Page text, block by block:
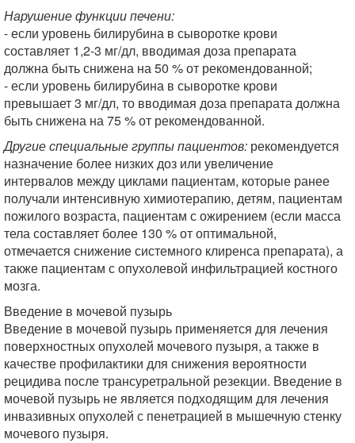
Нарушение функции печени:
- если уровень билирубина в сыворотке крови
составляет 1,2-3 мг/дл, вводимая доза препарата
должна быть снижена на 50 % от рекомендованной;
- если уровень билирубина в сыворотке крови
превышает 3 мг/дл, то вводимая доза препарата должна
быть снижена на 75 % от рекомендованной.
Другие специальные группы пациентов: рекомендуется
назначение более низких доз или увеличение
интервалов между циклами пациентам, которые ранее
получали интенсивную химиотерапию, детям, пациентам
пожилого возраста, пациентам с ожирением (если масса
тела составляет более 130 % от оптимальной,
отмечается снижение системного клиренса препарата), а
также пациентам с опухолевой инфильтрацией костного
мозга.
Введение в мочевой пузырь
Введение в мочевой пузырь применяется для лечения
поверхностных опухолей мочевого пузыря, а также в
качестве профилактики для снижения вероятности
рецидива после трансуретральной резекции. Введение в
мочевой пузырь не является подходящим для лечения
инвазивных опухолей с пенетрацией в мышечную стенку
мочевого пузыря.